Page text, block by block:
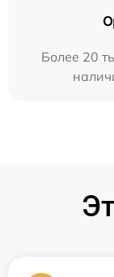
Более 20